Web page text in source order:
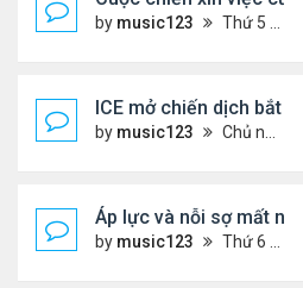
by music123 Thứ 5 Tháng 12 11, 2025 6:32 pm
ICE mở chiến dịch bắt
by music123 Chủ nhật Tháng 12 07, 2025 5:50 pm
Áp lực và nỗi sợ mất
by music123 Thứ 6 Tháng 12 05, 2025 7:33 pm